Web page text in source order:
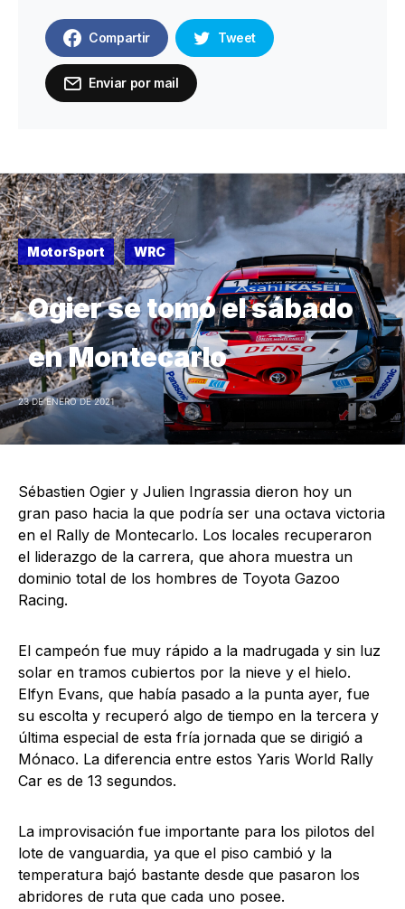
Compartir Tweet
Enviar por mail
MotorSport WRC
Ogier se tomó el sábado
en Montecarlo
23 DE ENERO DE 2021
Sébastien Ogier y Julien Ingrassia dieron hoy un
gran paso hacia la que podría ser una octava victoria
en el Rally de Montecarlo. Los locales recuperaron
el liderazgo de la carrera, que ahora muestra un
dominio total de los hombres de Toyota Gazoo
Racing.
El campeón fue muy rápido a la madrugada y sin luz
solar en tramos cubiertos por la nieve y el hielo.
Elfyn Evans, que había pasado a la punta ayer, fue
su escolta y recuperó algo de tiempo en la tercera y
última especial de esta fría jornada que se dirigió a
Mónaco. La diferencia entre estos Yaris World Rally
Car es de 13 segundos.
La improvisación fue importante para los pilotos del
lote de vanguardia, ya que el piso cambió y la
temperatura bajó bastante desde que pasaron los
abridores de ruta que cada uno posee.